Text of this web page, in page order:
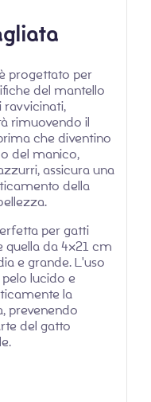
progettato per
del mantello
ravvicinati,
rimuovendo il
che diventino
del manico,
assicura una
della
per gatti
quella da 4×21 cm
e grande. L'uso
lucido e
la
prevenendo
del gatto